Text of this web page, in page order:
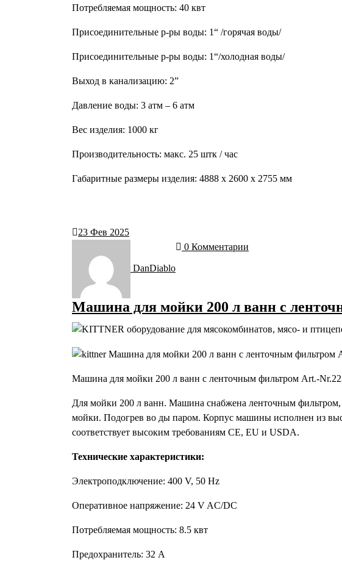
Потребляемая мощность: 40 квт
Присоединительные р-ры воды: 1“ /горячая воды/
Присоединительные р-ры воды: 1“/холодная воды/
Выход в канализацию: 2”
Давление воды: 3 атм – 6 атм
Вес изделия: 1000 кг
Производительность: макс. 25 штк / час
Габаритные размеры изделия: 4888 x 2600 x 2755 мм
23 Фев 2025
DanDiablo
0 Комментарии
Машина для мойки 200 л ванн с
Машина для мойки 200 л ванн с ленточным фильтром Art.-
Для мойки 200 л ванн. Машина снабжена ленточным
мойки. Подогрев во ды паром. Корпус машины исполнен из
соответствует высоким требованиям CE, EU и USDA.
Технические характеристики:
Электроподключение: 400 V, 50 Hz
Оперативное напряжение: 24 V AC/DC
Потребляемая мощность: 8.5 квт
Предохранитель: 32 А